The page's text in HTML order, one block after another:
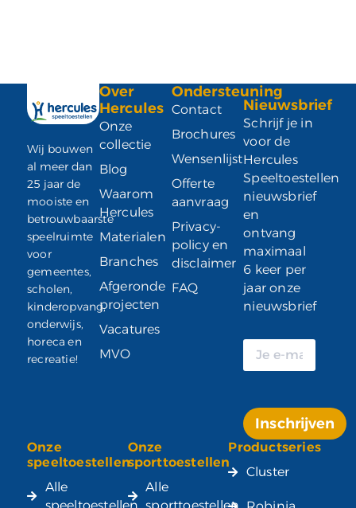
Wij bouwen
al meer dan
25 jaar de
mooiste en
betrouwbaarste
speelruimte
voor
gemeentes,
scholen,
kinderopvang,
onderwijs,
horeca en
recreatie!
Over
Hercules
Onze
collectie
Blog
Waarom
Hercules
Materialen
Branches
Afgeronde
projecten
Vacatures
MVO
Ondersteuning
Contact
Brochures
Wensenlijst
Offerte
aanvraag
Privacy-
policy en
disclaimer
FAQ
Nieuwsbrief
Schrijf je in
voor de
Hercules
Speeltoestellen
nieuwsbrief
en
ontvang
maximaal
6 keer per
jaar onze
nieuwsbrief
Inschrijven
Alternative:
Onze
speeltoestellen
Alle
Onze
sporttoestellen
Alle
Productseries
Cluster